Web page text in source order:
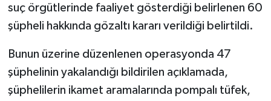
suç örgütlerinde faaliyet gösterdiği belirlenen 60
şüpheli hakkında gözaltı kararı verildiği belirtildi.
Bunun üzerine düzenlenen operasyonda 47
şüphelinin yakalandığı bildirilen açıklamada,
şüphelilerin ikamet aramalarında pompalı tüfek,